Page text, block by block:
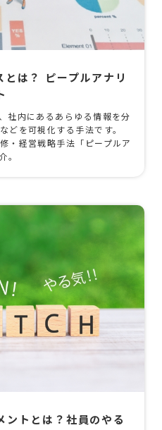
とは？ ピープルアナリ
社内にあるあらゆる情報を分
どを可視化する手法です。
・経営戦略手法「ピープルア
。
ントとは？社員のやる